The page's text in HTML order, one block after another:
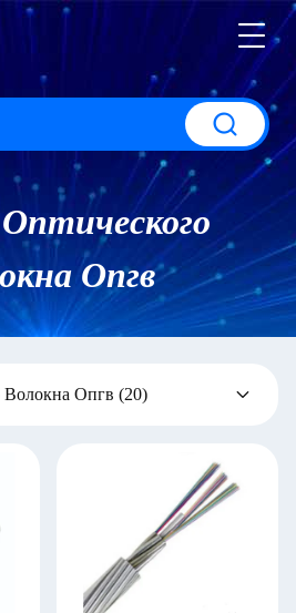
Опгв
Волокна Опгв (20)